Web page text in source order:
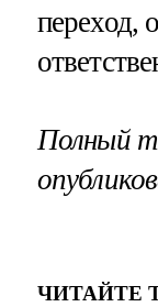
переход,
Полный
ЧИТАЙТЕ